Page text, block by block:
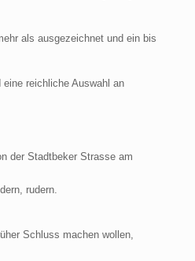
als ausgezeichnet und ein bis
reichliche Auswahl an
der Stadtbeker Strasse am
rudern.
Schluss machen wollen,